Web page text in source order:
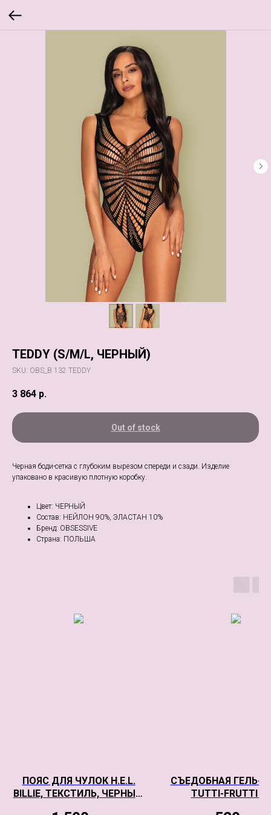
TEDDY (S/M/L, ЧЕРНЫЙ)
SKU: OBS_B 132 TEDDY
3 864 р.
Out of stock
Черная боди-сетка с глубоким вырезом спереди и сзади. Изделие
упаковано в красивую плотную коробку.
Цвет: ЧЕРНЫЙ
Состав: НЕЙЛОН 90%, ЭЛАСТАН 10%
Бренд: OBSESSIVE
Страна: ПОЛЬША
ПОЯС ДЛЯ ЧУЛОК H.E.L.
BILLIE, ТЕКСТИЛЬ, ЧЕРНЫЙ,
СЪЕДОБНАЯ ГЕЛЬ-
TUTTI-FRUTTI